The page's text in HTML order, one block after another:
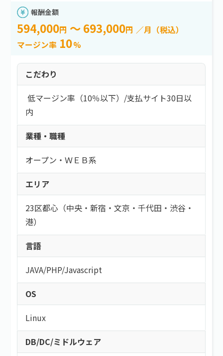
報酬金額
594,000円 ～ 693,000円 ／月（税込）
マージン率 10%
こだわり
低マージン率（10％以下） /支払サイト30日以
内
業種・職種
オープン・ＷＥＢ系
エリア
23区都心（中央・新宿・文京・千代田・渋谷・
港）
言語
JAVA/PHP/Javascript
OS
Linux
DB/DC/ミドルウェア